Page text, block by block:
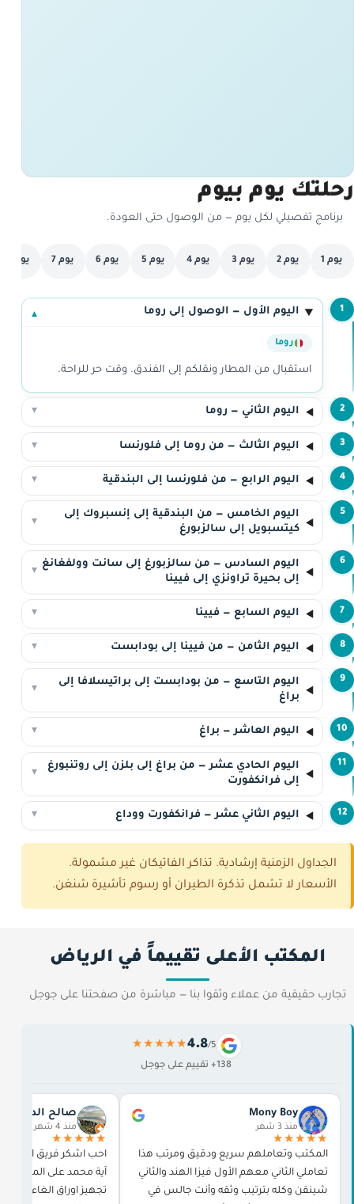
رحلتك يوم بيوم
برنامج تفصيلي لكل يوم — من الوصول حتى العودة.
يوم 1 يوم 2 يوم 3 يوم 4 يوم 5 يوم 6 يوم 7 يوم 8
1 اليوم الأول — الوصول إلى روما ▾
روما
استقبال من المطار ونقلكم إلى الفندق. وقت حر للراحة.
2 اليوم الثاني — روما ▾
3 اليوم الثالث — من روما إلى فلورنسا ▾
4 اليوم الرابع — من فلورنسا إلى البندقية ▾
5
اليوم الخامس — من البندقية إلى إنسبروك إلى
كيتسبويل إلى سالزبورغ
▾
6
اليوم السادس — من سالزبورغ إلى سانت وولفغانغ
إلى بحيرة تراونزي إلى فيينا
▾
7 اليوم السابع — فيينا ▾
8 اليوم الثامن — من فيينا إلى بودابست ▾
9
اليوم التاسع — من بودابست إلى براتيسلافا إلى
براغ
▾
10 اليوم العاشر — براغ ▾
11
اليوم الحادي عشر — من براغ إلى بلزن إلى روتنبورغ
إلى فرانكفورت
▾
12 اليوم الثاني عشر — فرانكفورت ووداع ▾
الجداول الزمنية إرشادية. تذاكر الفاتيكان غير مشمولة.
الأسعار لا تشمل تذكرة الطيران أو رسوم تأشيرة شنغن.
المكتب الأعلى تقييماً في الرياض
تجارب حقيقية من عملاء وثقوا بنا — مباشرة من صفحتنا على جوجل
4.8/5
★★★★★
138+ تقييم على جوجل
Mony Boy
منذ 3 شهر
★★★★★
المكتب وتعاملهم سريع ودقيق ومرتب هذا
تعاملي الثاني معهم الأول فيزا الهند والثاني
شينقن وكله بترتيب وثقه وأنت جالس في
صالح
منذ 4 شهر
★★★★★
احب اشكر فريق العمل
آية محمد على المجهود
تجهيز اوراق الغاء